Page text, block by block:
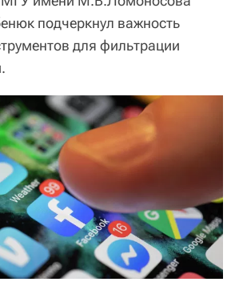
подчеркнул важность
для фильтрации